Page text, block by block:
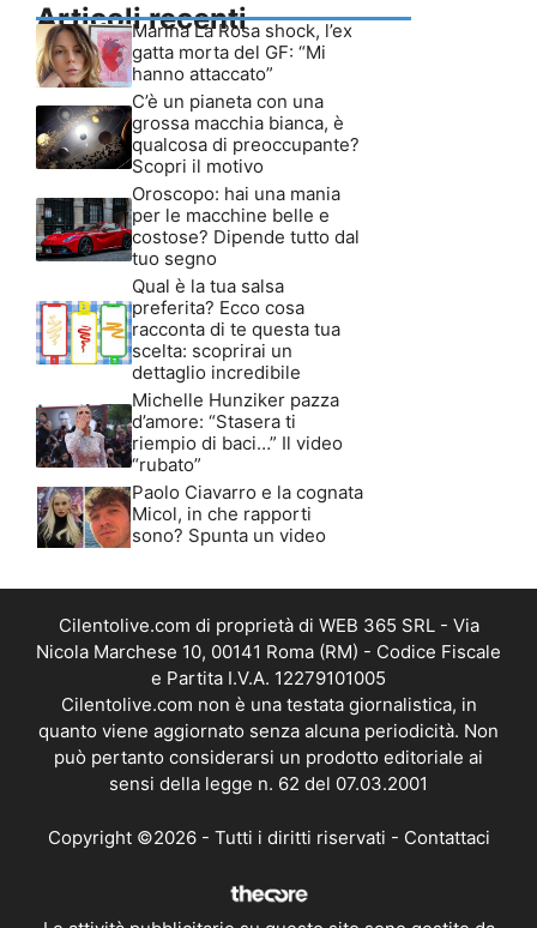
Articoli recenti
Marina La Rosa shock, l’ex
gatta morta del GF: “Mi
hanno attaccato”
C’è un pianeta con una
grossa macchia bianca, è
qualcosa di preoccupante?
Scopri il motivo
Oroscopo: hai una mania
per le macchine belle e
costose? Dipende tutto dal
tuo segno
Qual è la tua salsa
preferita? Ecco cosa
racconta di te questa tua
scelta: scoprirai un
dettaglio incredibile
Michelle Hunziker pazza
d’amore: “Stasera ti
riempio di baci…” Il video
“rubato”
Paolo Ciavarro e la cognata
Micol, in che rapporti
sono? Spunta un video
Cilentolive.com di proprietà di WEB 365 SRL - Via
Nicola Marchese 10, 00141 Roma (RM) - Codice Fiscale
e Partita I.V.A. 12279101005
Cilentolive.com non è una testata giornalistica, in
quanto viene aggiornato senza alcuna periodicità. Non
può pertanto considerarsi un prodotto editoriale ai
sensi della legge n. 62 del 07.03.2001
Copyright ©2026 - Tutti i diritti riservati - Contattaci